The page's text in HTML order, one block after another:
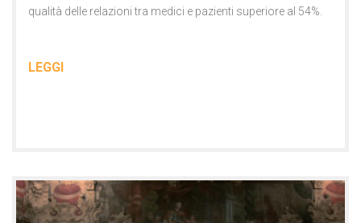
qualità delle relazioni tra medici e pazienti superiore al 54%.
LEGGI